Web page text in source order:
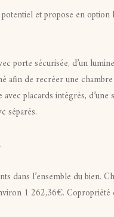
et propose en option
porte sécurisée, d’un
afin de recréer une
placards intégrés, d’une
séparés.
dans l’ensemble du bien.
1 262,36€.